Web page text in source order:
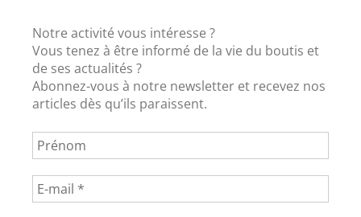
Notre activité vous intéresse ?
Vous tenez à être informé de la vie du boutis et
de ses actualités ?
Abonnez-vous à notre newsletter et recevez nos
articles dès qu’ils paraissent.